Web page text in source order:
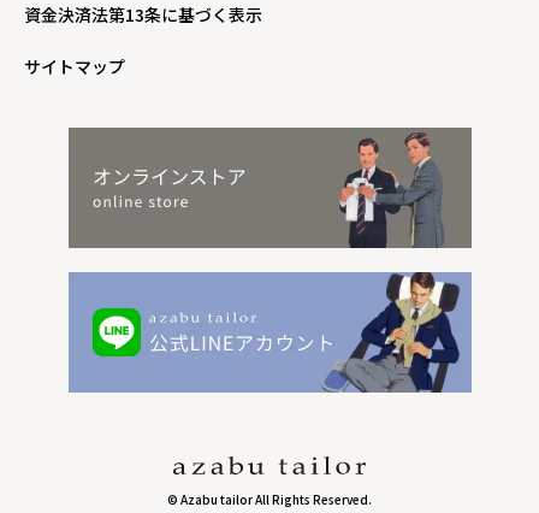
資金決済法第13条に基づく表示
サイトマップ
© Azabu tailor All Rights Reserved.